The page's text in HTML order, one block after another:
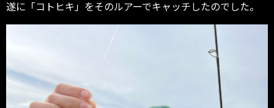
遂に「コトヒキ」をそのルアーでキャッチしたのでした。